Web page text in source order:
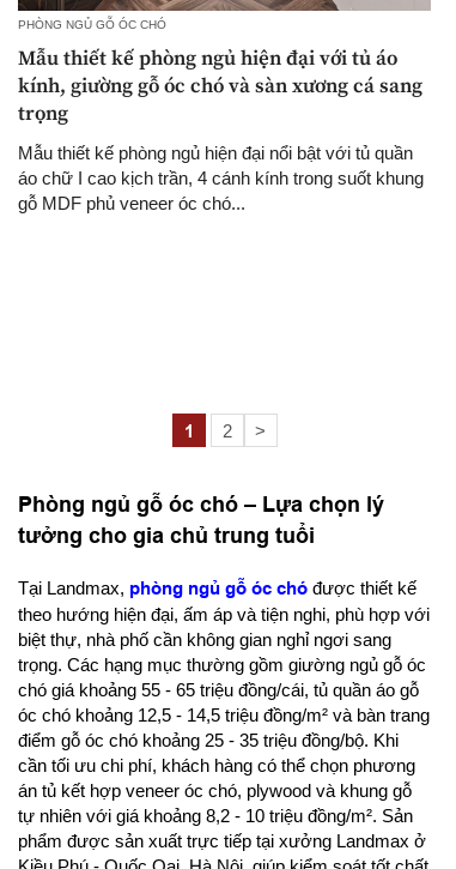
PHÒNG NGỦ GỖ ÓC CHÓ
Mẫu thiết kế phòng ngủ hiện đại với tủ áo
kính, giường gỗ óc chó và sàn xương cá sang
trọng
Mẫu thiết kế phòng ngủ hiện đại nổi bật với tủ quần
áo chữ I cao kịch trần, 4 cánh kính trong suốt khung
gỗ MDF phủ veneer óc chó...
1 2 >
Phòng ngủ gỗ óc chó – Lựa chọn lý
tưởng cho gia chủ trung tuổi
Tại Landmax, phòng ngủ gỗ óc chó được thiết kế
theo hướng hiện đại, ấm áp và tiện nghi, phù hợp với
biệt thự, nhà phố cần không gian nghỉ ngơi sang
trọng. Các hạng mục thường gồm giường ngủ gỗ óc
chó giá khoảng 55 - 65 triệu đồng/cái, tủ quần áo gỗ
óc chó khoảng 12,5 - 14,5 triệu đồng/m² và bàn trang
điểm gỗ óc chó khoảng 25 - 35 triệu đồng/bộ. Khi
cần tối ưu chi phí, khách hàng có thể chọn phương
án tủ kết hợp veneer óc chó, plywood và khung gỗ
tự nhiên với giá khoảng 8,2 - 10 triệu đồng/m². Sản
phẩm được sản xuất trực tiếp tại xưởng Landmax ở